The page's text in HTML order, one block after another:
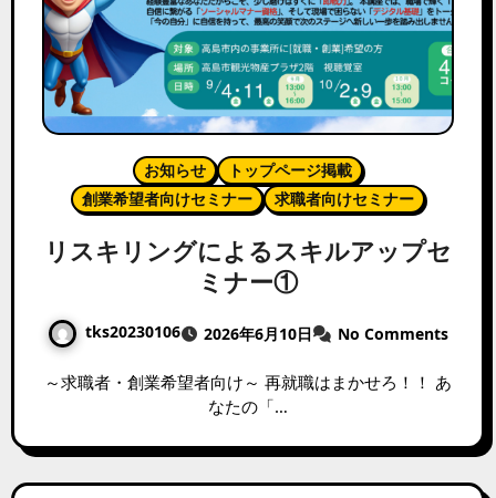
お知らせ
トップページ掲載
創業希望者向けセミナー
求職者向けセミナー
リスキリングによるスキルアップセ
ミナー①
tks20230106 2026年6月10日 No Comments
～求職者・創業希望者向け～ 再就職はまかせろ！！ あ
なたの「…